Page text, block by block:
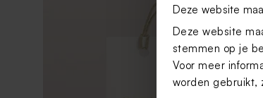
Deze website
Deze website
stemmen op je
Voor meer
worden gebruikt,
Label natuurpapierlook met namen en